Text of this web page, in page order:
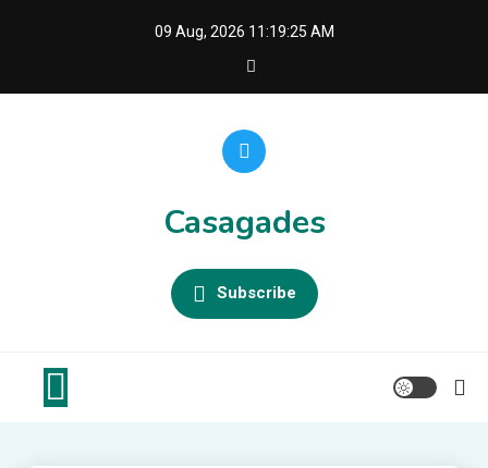
09 Aug, 2026 11:19:26 AM
Casagades
Subscribe